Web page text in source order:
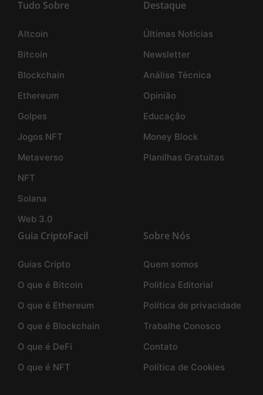
Tudo Sobre
Altcoin
Bitcoin
Blockchain
Ethereum
Golpes
Jogos NFT
Metaverso
NFT
Solana
Web 3.0
Destaque
Últimas Notícias
Newsletter
Análise Técnica
Opinião
Educação
Money Block
Planilhas Gratuitas
Guia CriptoFacil
Guias Cripto
O que é Bitcoin
O que é Ethereum
O que é Blockchain
O que é DeFi
O que é NFT
Sobre Nós
Quem somos
Politica Editorial
Política de privacidade
Trabalhe Conosco
Contato
Política de Cookies